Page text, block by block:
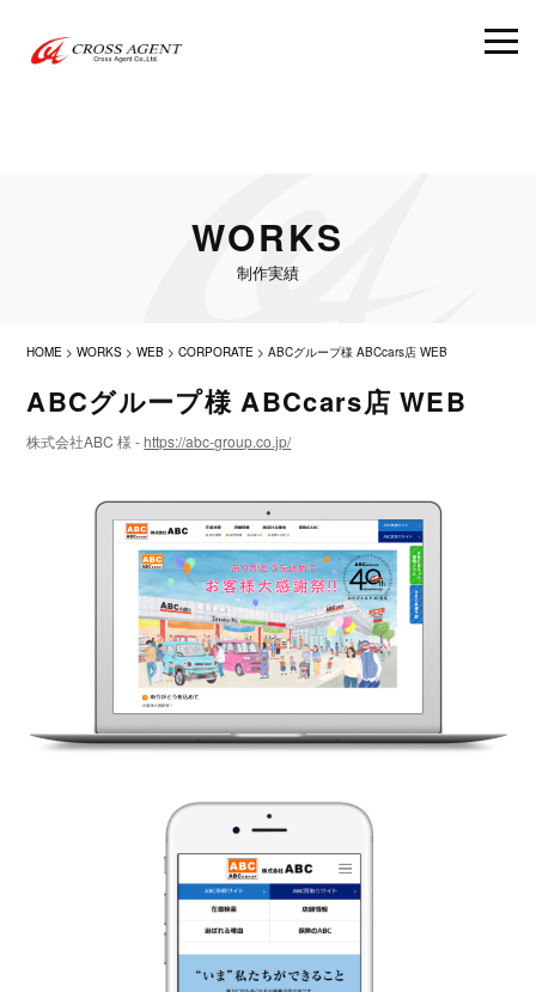
WORKS
制作実績
HOME >WORKS >WEB >CORPORATE >ABCグループ様 ABCcars店 WEB
ABCグループ様 ABCcars店 WEB
株式会社ABC 様 -https://abc-group.co.jp/